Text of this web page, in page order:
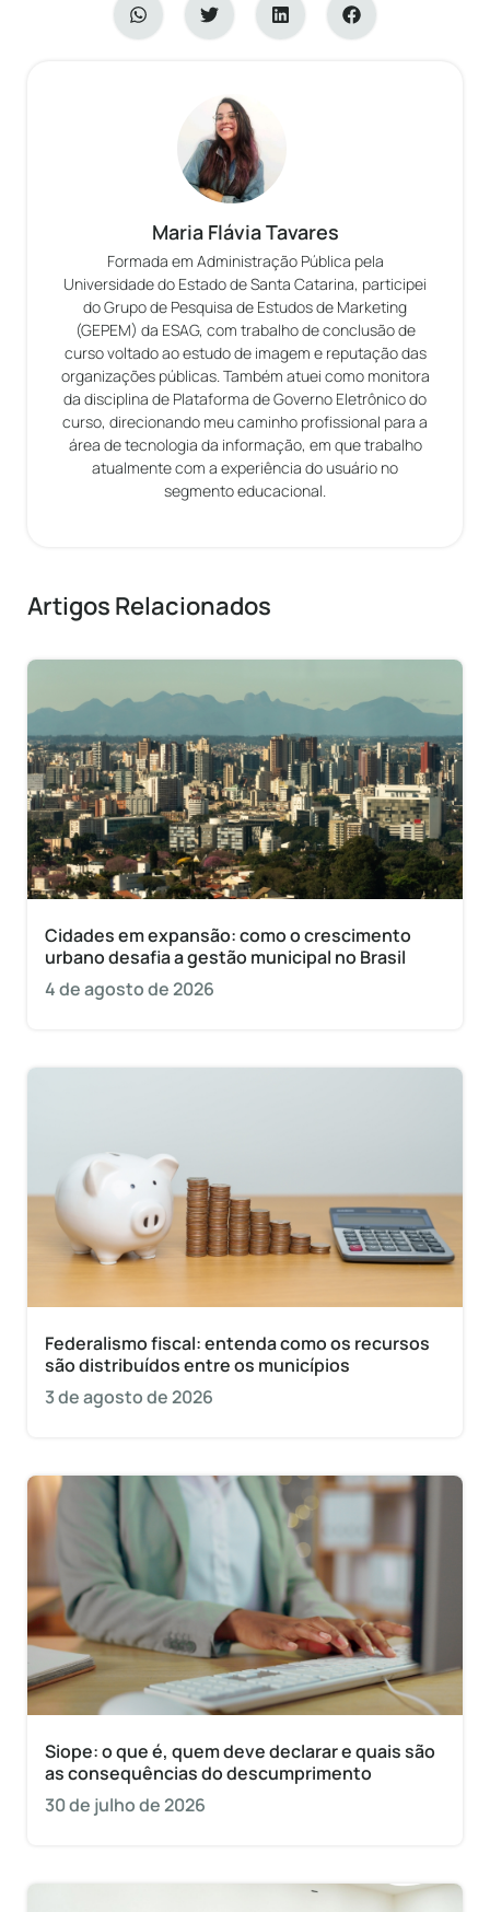
Maria Flávia Tavares
Formada em Administração Pública pela
Universidade do Estado de Santa Catarina, participei
do Grupo de Pesquisa de Estudos de Marketing
(GEPEM) da ESAG, com trabalho de conclusão de
curso voltado ao estudo de imagem e reputação das
organizações públicas. Também atuei como monitora
da disciplina de Plataforma de Governo Eletrônico do
curso, direcionando meu caminho profissional para a
área de tecnologia da informação, em que trabalho
atualmente com a experiência do usuário no
segmento educacional.
Artigos Relacionados
Cidades em expansão: como o crescimento
urbano desafia a gestão municipal no Brasil
4 de agosto de 2026
Federalismo fiscal: entenda como os recursos
são distribuídos entre os municípios
3 de agosto de 2026
Siope: o que é, quem deve declarar e quais são
as consequências do descumprimento
30 de julho de 2026